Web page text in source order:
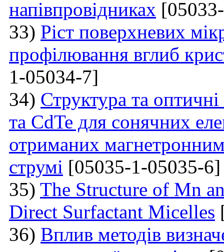
напівпровідниках
33) Ріст поверхневих
профілювання вглиб
1-05034-7]
34) Структура та
та CdTe для сонячних
отриманих
струмі [05035-1-05035-6]
35) The Structure of Mn
Direct Surfactant Micelles
36) Вплив методів